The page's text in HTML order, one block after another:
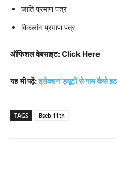
जाति प्रमाण पत्र
विकलांग प्रमाण पत्र
ऑफिशल वेबसाइट: Click Here
यह भी पढ़ें:इलेक्शन ड्यूटी से नाम कैसे
TAGS Bseb 11th